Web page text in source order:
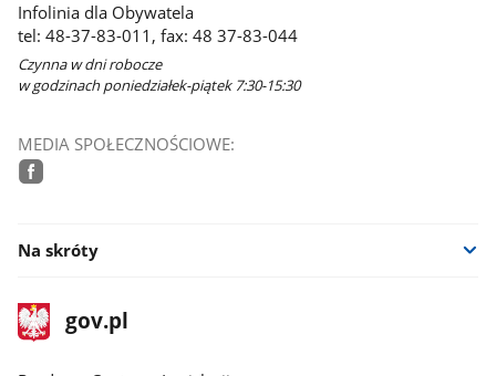
Infolinia dla Obywatela
tel: 48-37-83-011, fax: 48 37-83-044
Czynna w dni robocze
w godzinach poniedziałek-piątek 7:30-15:30
MEDIA SPOŁECZNOŚCIOWE:
Na skróty
stopka
gov.plStrona
gov.pl